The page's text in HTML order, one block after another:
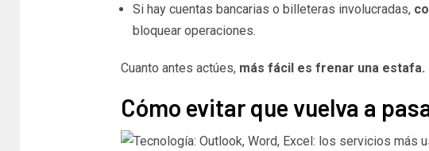
Si hay cuentas bancarias o billeteras involucradas,
bloquear operaciones.
Cuanto antes actúes, más fácil es frenar una estafa.
Cómo evitar que vuelva a